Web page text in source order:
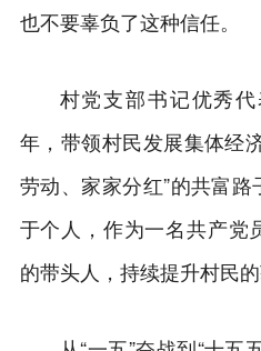
也不要辜负了这种信任。
村党支部书记优秀
年，带领村民发展集体经
劳动、家家分红”的共富
于个人，作为一名共产党
的带头人，持续提升村民的